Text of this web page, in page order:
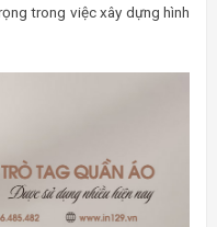
trong việc xây dựng hình